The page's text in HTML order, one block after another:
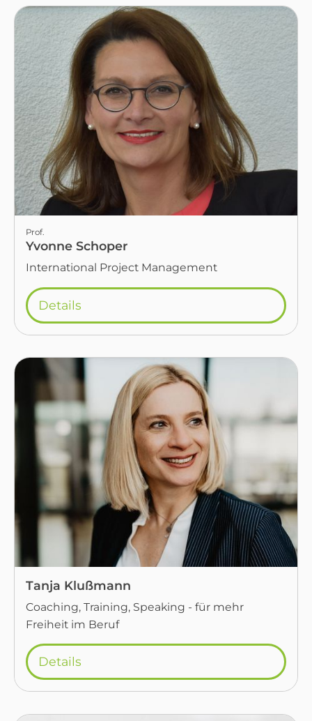
Prof.
Yvonne Schoper
International Project Management
Details
Tanja Klußmann
Coaching, Training, Speaking - für mehr
Freiheit im Beruf
Details